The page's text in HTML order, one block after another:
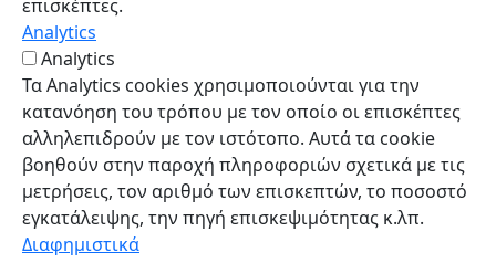
επισκέπτες.
Analytics
Analytics
Τα Analytics cookies χρησιμοποιούνται για την
κατανόηση του τρόπου με τον οποίο οι επισκέπτες
αλληλεπιδρούν με τον ιστότοπο. Αυτά τα cookie
βοηθούν στην παροχή πληροφοριών σχετικά με τις
μετρήσεις, τον αριθμό των επισκεπτών, το ποσοστό
εγκατάλειψης, την πηγή επισκεψιμότητας κ.λπ.
Διαφημιστικά